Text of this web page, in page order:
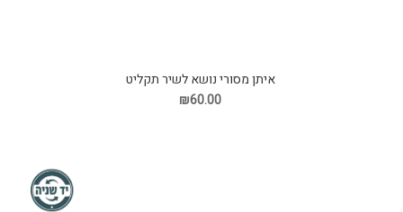
איתן מסורי נושא לשיר תקליט
₪60.00